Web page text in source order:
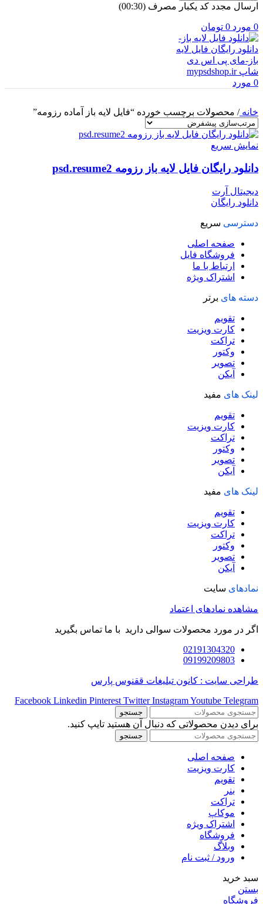
ارسال مجدد کد یکبار مصرف (00:
30
)
0 مورد 0 تومان
0 مورد
خانه/ محصولات برچسب خورده “فایل لایه باز آماده رزومه”
نمایش سریع
دانلود رایگان فایل لایه باز رزومه psd.resume2
دیجیتال آرت
دانلود رایگان
دسترسی سریع
صفحه اصلی
فروشگاه فایل
ارتباط با ما
اشتراک ویژه
دسته های برتر
تقویم
کارت ویزیت
تراکت
وکتور
تصویر
آیکن
لینک های مفید
تقویم
کارت ویزیت
تراکت
وکتور
تصویر
آیکن
لینک های مفید
تقویم
کارت ویزیت
تراکت
وکتور
تصویر
آیکن
نمادهای سایت
مشاهده نمادهای اعتماد
اگر در مورد محصولات سوالی دارید با ما تماس بگیرید
02191304320
09199209803
طراحی سایت : کانون تبلیغات ققنوس پارس
Facebook Linkedin Pinterest Twitter InstagramYoutube Telegram
جستجو
برای دیدن محصولاتی که دنبال آن هستید تایپ کنید.
جستجو
صفحه اصلی
کارت ویزیت
تقویم
بنر
تراکت
موکاپ
اشتراک ویژه
فروشگاه
وبلاگ
ورود / ثبت نام
سبد خرید
بستن
فروشگاه